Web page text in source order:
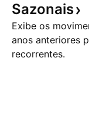
Sazonais
Exibe os
anos anteriores
recorrentes.